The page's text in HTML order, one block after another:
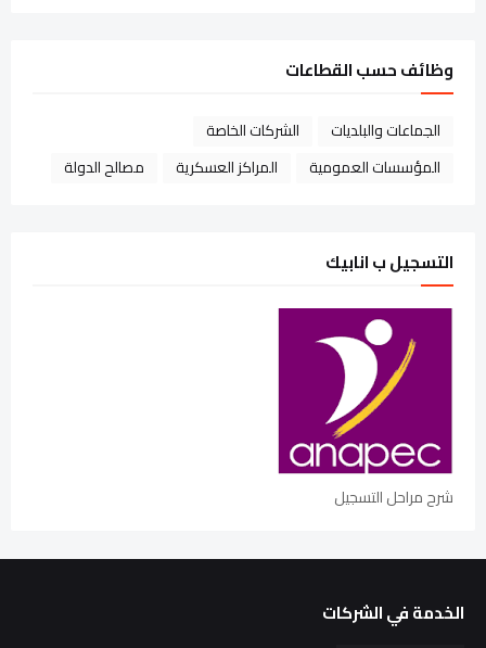
وظائف حسب القطاعات
الجماعات والبلديات
الشركات الخاصة
المؤسسات العمومية
المراكز العسكرية مصالح الدولة
التسجيل ب انابيك
شرح مراحل التسجيل
الخدمة في الشركات